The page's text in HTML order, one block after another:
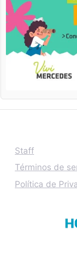
Staff
Términos de
Política de